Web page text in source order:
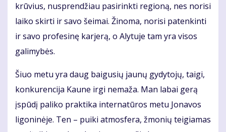
krūvius, nusprendžiau pasirinkti regioną, nes norisi
laiko skirti ir savo šeimai. Žinoma, norisi patenkinti
ir savo profesinę karjerą, o Alytuje tam yra visos
galimybės.
Šiuo metu yra daug baigusių jaunų gydytojų, taigi,
konkurencija Kaune irgi nemaža. Man labai gerą
įspūdį paliko praktika internatūros metu Jonavos
ligoninėje. Ten – puiki atmosfera, žmonių teigiamas